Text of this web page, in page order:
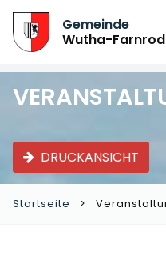
Gemeinde
Wutha-
DRUCKANSICHT
Startseite